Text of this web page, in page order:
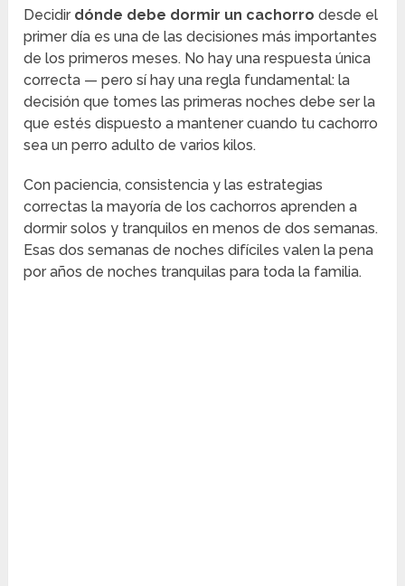
Decidir dónde debe dormir un cachorro desde el
primer día es una de las decisiones más importantes
de los primeros meses. No hay una respuesta única
correcta — pero sí hay una regla fundamental: la
decisión que tomes las primeras noches debe ser la
que estés dispuesto a mantener cuando tu cachorro
sea un perro adulto de varios kilos.
Con paciencia, consistencia y las estrategias
correctas la mayoría de los cachorros aprenden a
dormir solos y tranquilos en menos de dos semanas.
Esas dos semanas de noches difíciles valen la pena
por años de noches tranquilas para toda la familia.